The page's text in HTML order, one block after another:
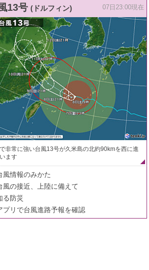
13号 (ドルフィン) 07日23:00現在
非常に強い台風13号が久米島の北約90kmを西に進
ます
風情報のみかた
風の接近、上陸に備えて
る防災
プリで台風進路予報を確認